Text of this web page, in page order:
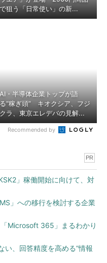
で狙う「日常使い」の新...
AI・半導体企業トップが語
る“稼ぎ頭” キオクシア、フジ
クラ、東京エレデバの見解...
Recommended by
PR
」稼働開始に向けて、対
」への移行を検討する企業
Microsoft 365」まるわかり
い、回答精度を高める“情報